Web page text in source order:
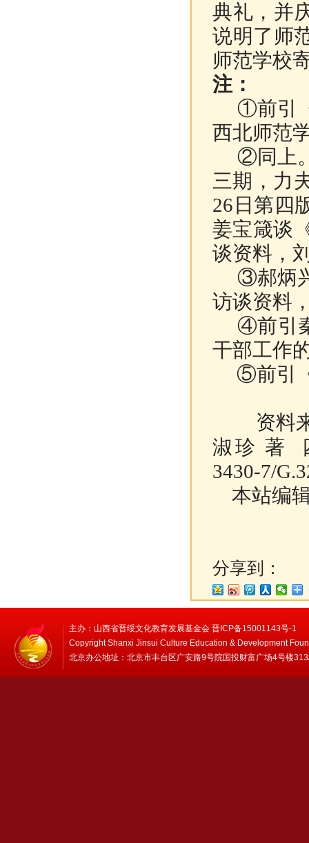
典礼，并
说明了师
师范学校
注：
①前引《
西北师范
②同上。
三期，力
26日第四
姜宝箴谈
谈资料，
③郝炳兴
访谈资料
④前引秦
干部工作
⑤前引《
资料
淑珍 著
3430-7/
本站编
分享到：
主办：山西省晋绥文化教育发展基金会 晋ICP备15001143号-1
Copyright Shanxi Jinsui Culture Education & Development
北京办公地址：北京市丰台区广安路9号院国投财富广场4号楼